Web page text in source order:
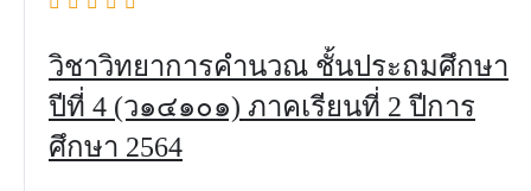
วิชาวิทยาการคำนวณ ชั้นประถมศึกษา
ปีที่ 4 (ว๑๔๑๐๑) ภาคเรียนที่ 2 ปีการ
ศึกษา 2564